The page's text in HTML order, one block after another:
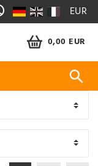
EUR
0,00 EUR